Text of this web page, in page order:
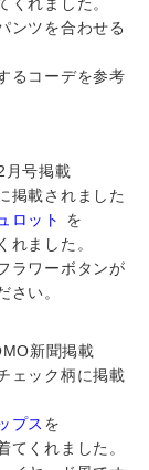
ンツを合わせる
るコーデを参考
号掲載
掲載されました
ロット を
れました。
ラワーボタンが
さい。
新聞掲載
ェック柄に掲載
プス を
てくれました。